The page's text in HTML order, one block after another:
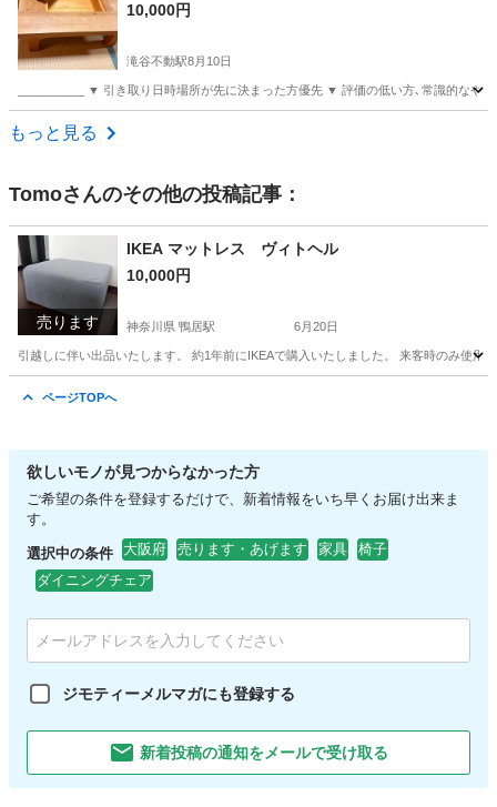
10,000円
滝谷不動駅8月10日
__________ ▼ 引き取り日時場所が先に決まった方優先 ▼ 評価の低い方､常識的なや
大阪 富田林市
もっと見る
Tomoさんのその他の投稿記事：
売ります
IKEA マットレス ヴィトヘル
10,000円
神奈川県 鴨居駅 6月20日
引越しに伴い出品いたします。 約1年前にIKEAで購入いたしました。 来客時のみ使
ページTOPへ
欲しいモノが見つからなかった方
ご希望の条件を登録するだけで、新着情報をいち早くお届け出来ま
す。
選択中の条件 大阪府 売ります・あげます 家具
椅子
ダイニングチェア
ジモティーメルマガにも登録する
新着投稿の通知をメールで受け取る